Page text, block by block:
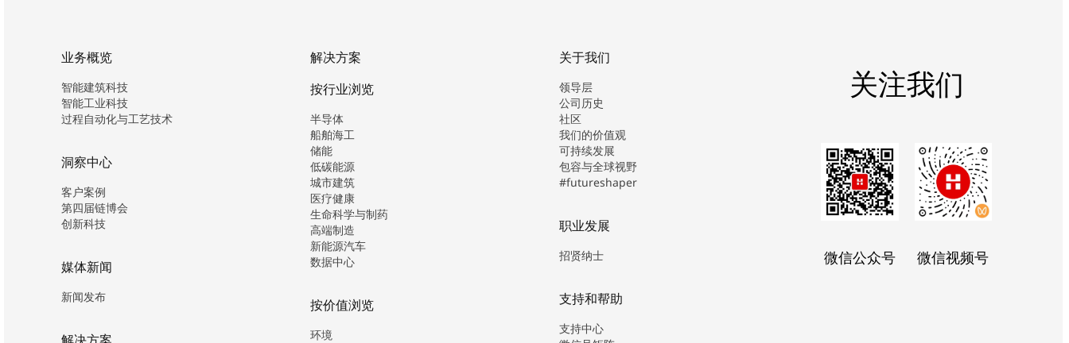
业务概览
智能建筑科技
智能工业科技
过程自动化与工艺技术
洞察中心
客户案例
第四届链博会
创新科技
媒体新闻
新闻发布
解决方案
按行业浏览
半导体
船舶海工
储能
低碳能源
城市建筑
医疗健康
生命科学与制药
高端制造
新能源汽车
数据中心
按价值浏览
环境
关于我们
领导层
公司历史
社区
我们的价值观
可持续发展
包容与全球视野
#futureshaper
职业发展
招贤纳士
支持和帮助
支持中心
关注我们
微信公众号 微信视频号